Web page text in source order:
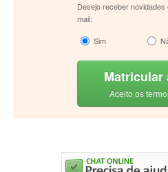
Desejo receber
mail:
Sim
Matricular
Aceito os